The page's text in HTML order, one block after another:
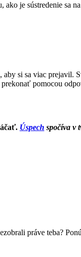
ako je sústredenie sa
si sa viac prejavil.
pomocou
Úspech spočíva v
práve teba?